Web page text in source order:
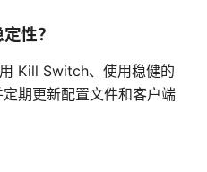
性？
Kill Switch、使用稳健的
期更新配置文件和客户端